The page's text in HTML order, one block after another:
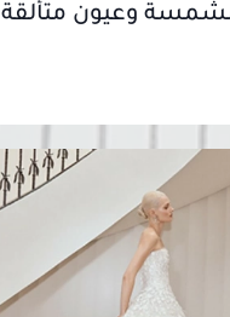
وعيون متألقة